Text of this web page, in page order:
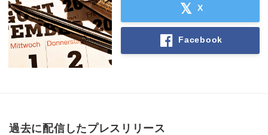
X
Facebook
過去に配信したプレスリリース